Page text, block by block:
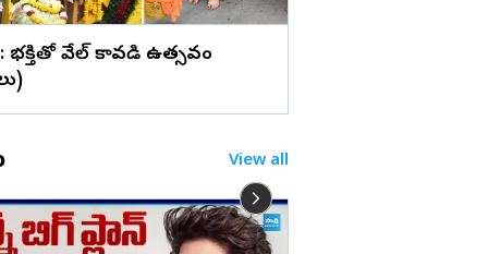
: భక్తితో వేల్ కావడి ఉత్సవం
View all